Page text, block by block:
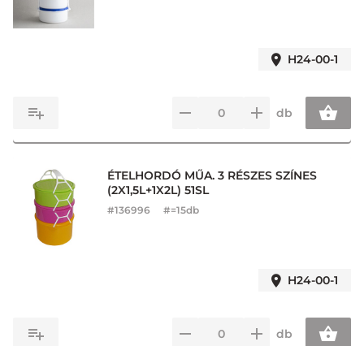
H24-00-1
db
ÉTELHORDÓ MŰA. 3 RÉSZES SZÍNES
(2X1,5L+1X2L) 51SL
#136996 #=15db
H24-00-1
db